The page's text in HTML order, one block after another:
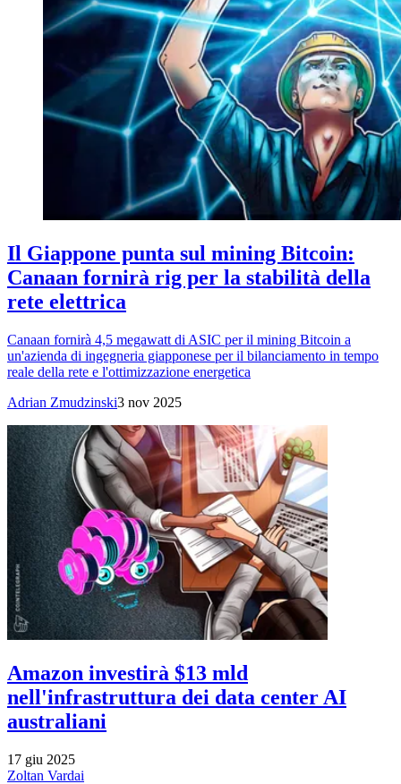
Il Giappone punta sul mining Bitcoin:
Canaan fornirà rig per la stabilità della
rete elettrica
Canaan fornirà 4,5 megawatt di ASIC per il mining Bitcoin a
un'azienda di ingegneria giapponese per il bilanciamento in tempo
reale della rete e l'ottimizzazione energetica
Adrian Zmudzinski3 nov 2025
Amazon investirà $13 mld
nell'infrastruttura dei data center AI
australiani
17 giu 2025
Zoltan Vardai